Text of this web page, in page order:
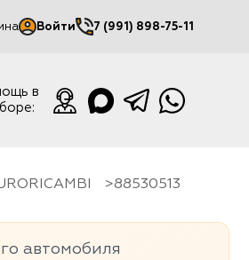
Войти
Мой кабинет
7 (991) 898-75-11
в
88530513
автомобиля